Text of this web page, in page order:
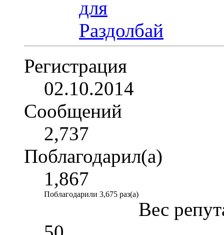
Регистрация
02.10.2014
Сообщений
2,737
Поблагодарил(а)
1,867
Поблагодарили 3,675 раз(а)
Вес